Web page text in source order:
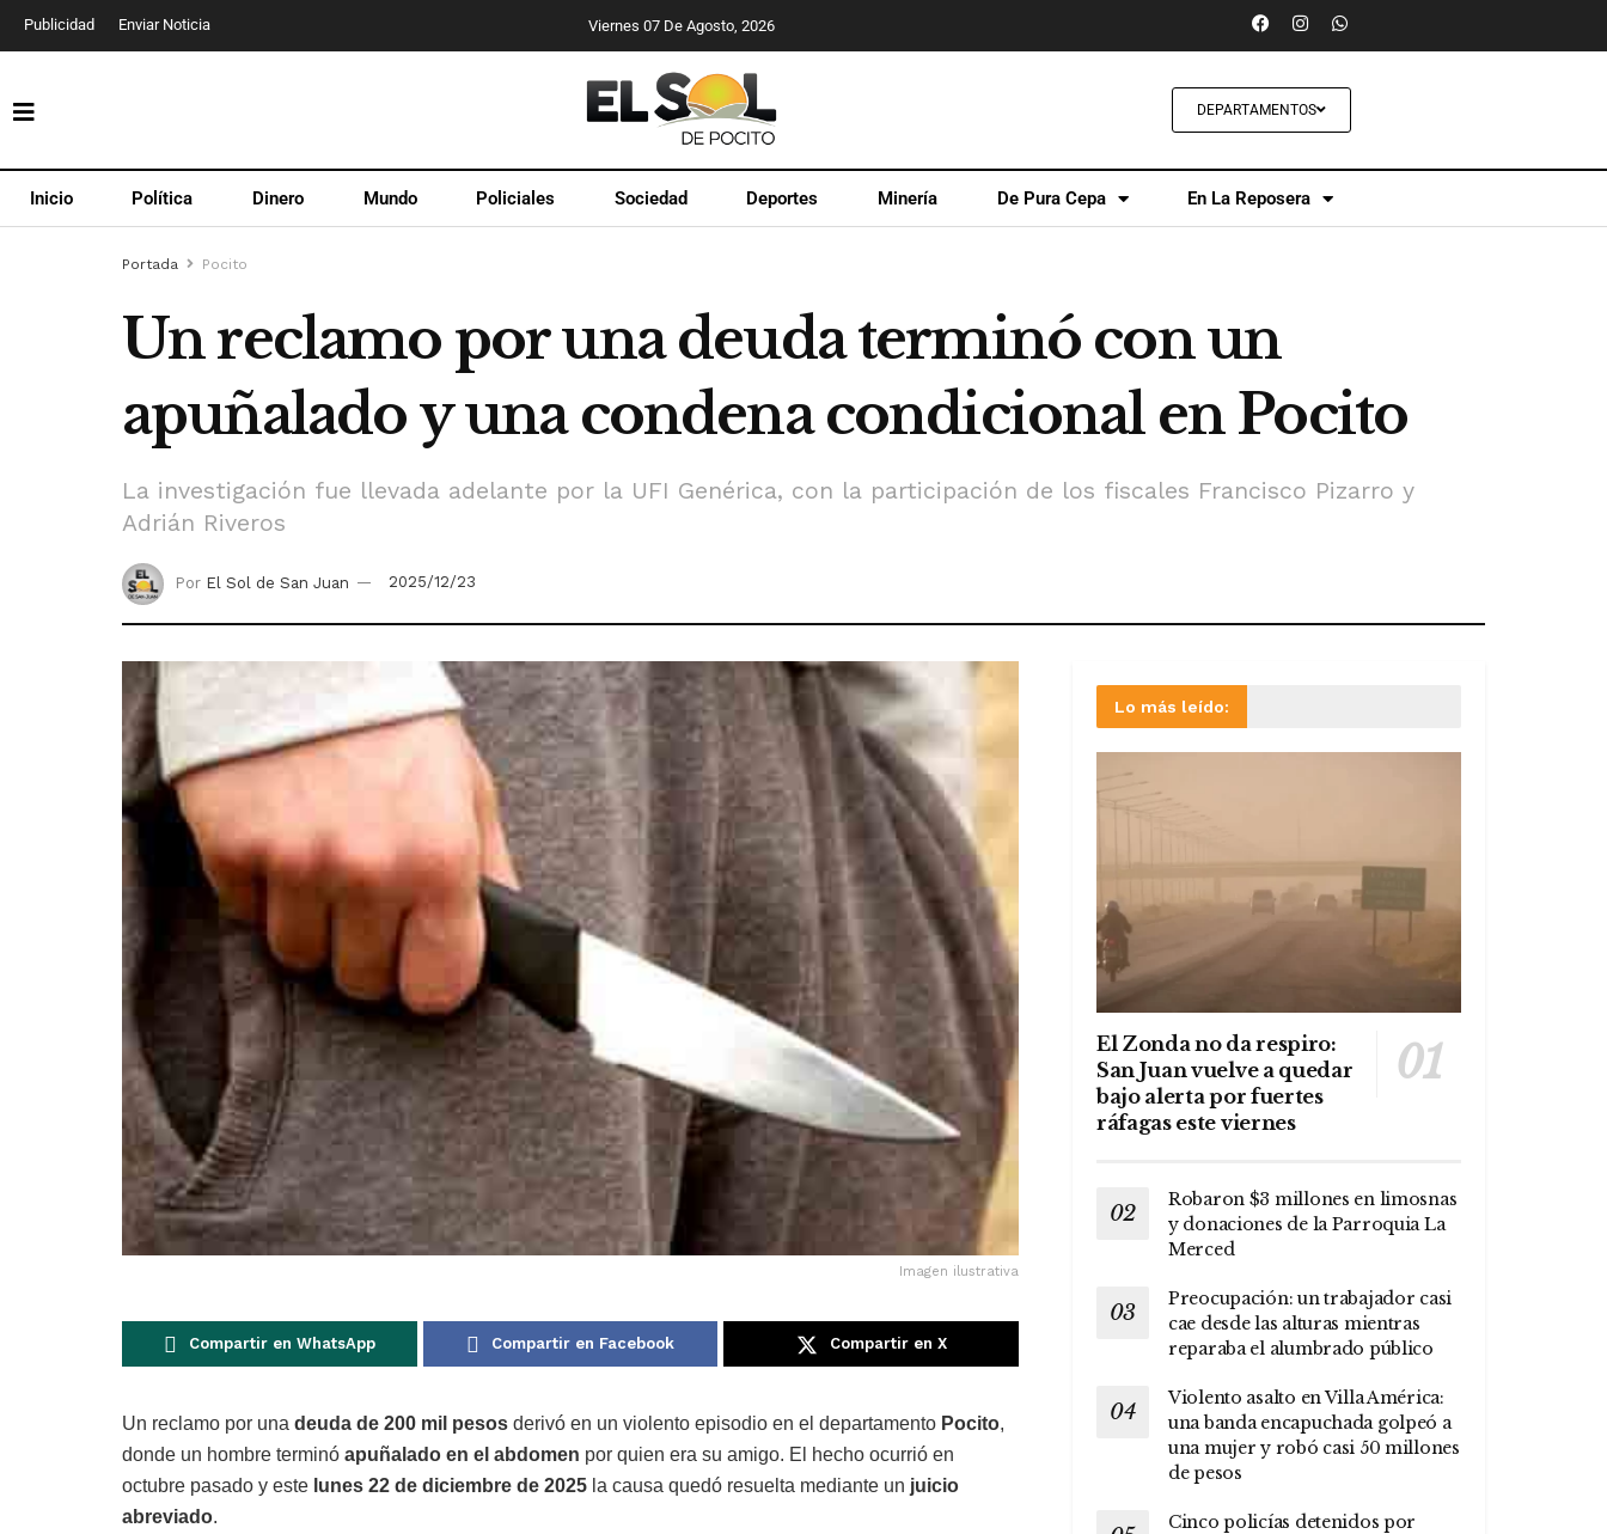
Publicidad Enviar Noticia Viernes 07 De Agosto, 2026
DEPARTAMENTOS
Inicio Política Dinero Mundo Policiales Sociedad Deportes Minería De Pura Cepa En La Reposera
Portada Pocito
Un reclamo por una deuda terminó con un
apuñalado y una condena condicional en Pocito
La investigación fue llevada adelante por la UFI Genérica, con la participación de los fiscales Francisco Pizarro y
Adrián Riveros
Por El Sol de San Juan 2025/12/23
Imagen ilustrativa
Compartir en WhatsApp Compartir en Facebook Compartir en X
Un reclamo por una deuda de 200 mil pesos derivó en un violento episodio en el departamento Pocito,
donde un hombre terminó apuñalado en el abdomen por quien era su amigo. El hecho ocurrió en
octubre pasado y este lunes 22 de diciembre de 2025 la causa quedó resuelta mediante un juicio
abreviado.
Lo más leído:
El Zonda no da respiro:
San Juan vuelve a quedar
bajo alerta por fuertes
ráfagas este viernes
Robaron $3 millones en limosnas
y donaciones de la Parroquia La
Merced
Preocupación: un trabajador casi
cae desde las alturas mientras
reparaba el alumbrado público
Violento asalto en Villa América:
una banda encapuchada golpeó a
una mujer y robó casi 50 millones
de pesos
Cinco policías detenidos por